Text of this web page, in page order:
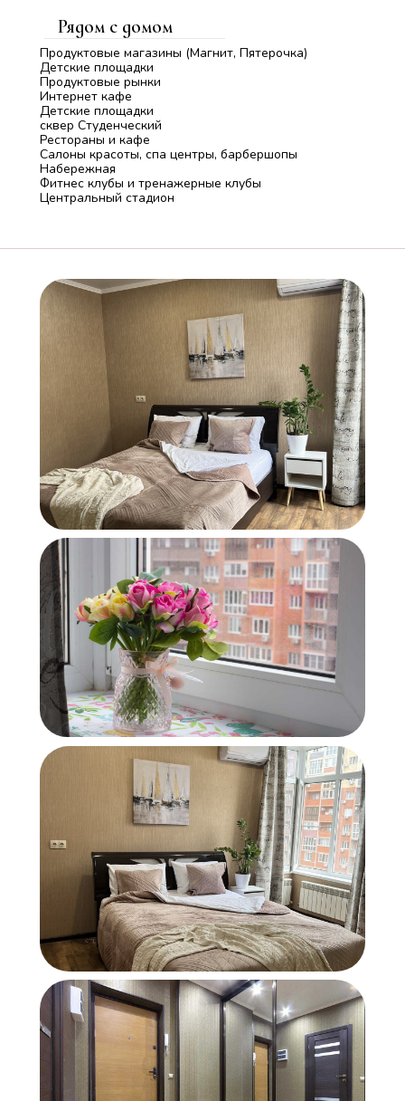
Рядом с домом
Продуктовые магазины (Магнит, Пятерочка)
Детские площадки
Продуктовые рынки
Интернет кафе
Детские площадки
сквер Студенческий
Рестораны и кафе
Салоны красоты, спа центры, барбершопы
Набережная
Фитнес клубы и тренажерные клубы
Центральный стадион